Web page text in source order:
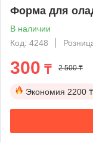
Форма для
В наличии
Код: 4248
300 ₸ 2 500 ₸
Экономия 2200 ₸